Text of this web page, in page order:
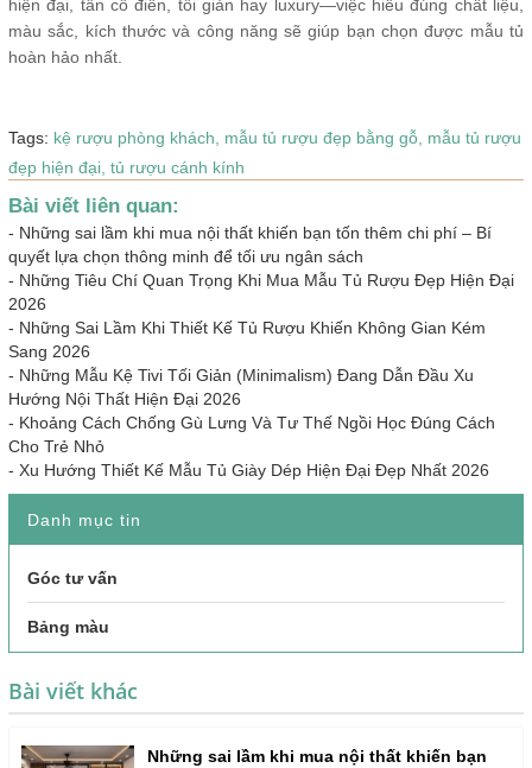
hiện đại, tân cổ điển, tối giản hay luxury—việc hiểu đúng chất liệu,
màu sắc, kích thước và công năng sẽ giúp bạn chọn được mẫu tủ
hoàn hảo nhất.
Tags: kệ rượu phòng khách, mẫu tủ rượu đẹp bằng gỗ, mẫu tủ rượu
đẹp hiện đại, tủ rượu cánh kính
Bài viết liên quan:
- Những sai lầm khi mua nội thất khiến bạn tốn thêm chi phí – Bí
quyết lựa chọn thông minh để tối ưu ngân sách
- Những Tiêu Chí Quan Trọng Khi Mua Mẫu Tủ Rượu Đẹp Hiện Đại
2026
- Những Sai Lầm Khi Thiết Kế Tủ Rượu Khiến Không Gian Kém
Sang 2026
- Những Mẫu Kệ Tivi Tối Giản (Minimalism) Đang Dẫn Đầu Xu
Hướng Nội Thất Hiện Đại 2026
- Khoảng Cách Chống Gù Lưng Và Tư Thế Ngồi Học Đúng Cách
Cho Trẻ Nhỏ
- Xu Hướng Thiết Kế Mẫu Tủ Giày Dép Hiện Đại Đẹp Nhất 2026
Danh mục tin
Góc tư vấn
Bảng màu
Bài viết khác
Những sai lầm khi mua nội thất khiến bạn